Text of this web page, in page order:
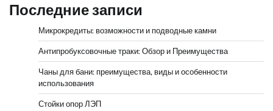
Последние записи
Микрокредиты: возможности и подводные камни
Антипробуксовочные траки: Обзор и Преимущества
Чаны для бани: преимущества, виды и особенности
использования
Стойки опор ЛЭП